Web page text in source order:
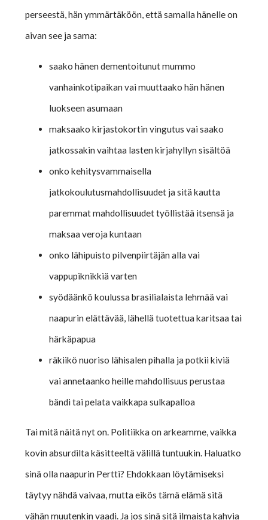
perseestä, hän ymmärtäköön, että samalla hänelle on
aivan see ja sama:
saako hänen dementoitunut mummo
vanhainkotipaikan vai muuttaako hän hänen
luokseen asumaan
maksaako kirjastokortin vingutus vai saako
jatkossakin vaihtaa lasten kirjahyllyn sisältöä
onko kehitysvammaisella
jatkokoulutusmahdollisuudet ja sitä kautta
paremmat mahdollisuudet työllistää itsensä ja
maksaa veroja kuntaan
onko lähipuisto pilvenpiirtäjän alla vai
vappupiknikkiä varten
syödäänkö koulussa brasilialaista lehmää vai
naapurin elättävää, lähellä tuotettua karitsaa tai
härkäpapua
räkiikö nuoriso lähisalen pihalla ja potkii kiviä
vai annetaanko heille mahdollisuus perustaa
bändi tai pelata vaikkapa sulkapalloa
Tai mitä näitä nyt on. Politiikka on arkeamme, vaikka
kovin absurdilta käsitteeltä välillä tuntuukin. Haluatko
sinä olla naapurin Pertti? Ehdokkaan löytämiseksi
täytyy nähdä vaivaa, mutta eikös tämä elämä sitä
vähän muutenkin vaadi. Ja jos sinä sitä ilmaista kahvia